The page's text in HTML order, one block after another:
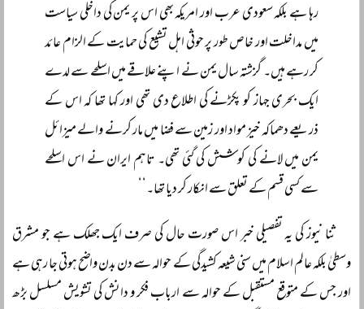
رہا ہے بلکہ سعودی عرب اور امریکہ بھی اس پر یمن کی داخلی سیاست
میں مداخلت اور خاص طور پر حوثی اہل تشیع کی حمایت کے الزام عائد
کر رہے ہیں۔ گزشتہ سال یمن نے اپنے علاقے میں اسلحے سے لدے
ایک بحری جہاز کو پکڑنے کی اطلاع دی تھی اور کہا تھا کہ اس کے
ذریعے دھماکہ خیز مواد اور زمین سے فضا میں مار کرنے والے میزائل
یمن میں لانے کی کوشش کی گئی تھی۔ تاہم ایران نے اس اسلحے
سے کسی قسم کے تعلق سے انکار کر دیا تھا۔‘‘
ثنا نیوز کی یہ تفصیلی خبر اس صورت حال کی صرف ایک جھلک ہے جو مشرق
وسطیٰ بلکہ عالم اسلام میں سنی شیعہ کشیدگی کے حوالہ سے دن بدن واضح ہوتی جا رہی ہے
اور جس کے متوقع مستقبل کے حوالہ سے ارباب فکر و دانش کی تشویش مسلسل بڑھ